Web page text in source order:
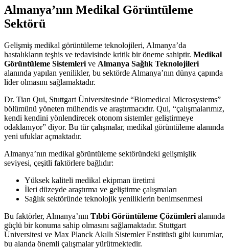
Almanya’nın Medikal Görüntüleme
Sektörü
Gelişmiş medikal görüntüleme teknolojileri, Almanya’da
hastalıkların teşhis ve tedavisinde kritik bir öneme sahiptir. Medikal
Görüntüleme Sistemleri ve Almanya Sağlık Teknolojileri
alanında yapılan yenilikler, bu sektörde Almanya’nın dünya çapında
lider olmasını sağlamaktadır.
Dr. Tian Qui, Stuttgart Üniversitesinde “Biomedical Microsystems”
bölümünü yöneten mühendis ve araştırmacıdır. Qui, “çalışmalarımız,
kendi kendini yönlendirecek otonom sistemler geliştirmeye
odaklanıyor” diyor. Bu tür çalışmalar, medikal görüntüleme alanında
yeni ufuklar açmaktadır.
Almanya’nın medikal görüntüleme sektöründeki gelişmişlik
seviyesi, çeşitli faktörlere bağlıdır:
Yüksek kaliteli medikal ekipman üretimi
İleri düzeyde araştırma ve geliştirme çalışmaları
Sağlık sektöründe teknolojik yeniliklerin benimsenmesi
Bu faktörler, Almanya’nın Tıbbi Görüntüleme Çözümleri alanında
güçlü bir konuma sahip olmasını sağlamaktadır. Stuttgart
Üniversitesi ve Max Planck Akıllı Sistemler Enstitüsü gibi kurumlar,
bu alanda önemli çalışmalar yürütmektedir.